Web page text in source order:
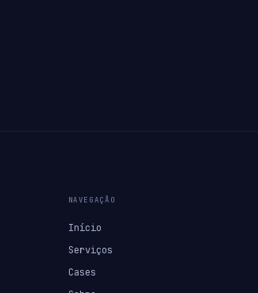
NAVEGAÇÃO
Início
Serviços
Cases